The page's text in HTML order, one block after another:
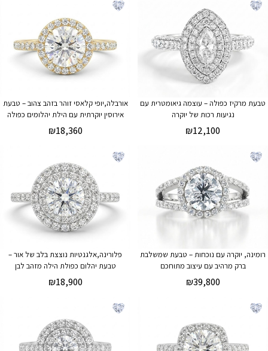
טבעת מרקיז כפולה – עוצמה גיאומטרית עם
נגיעות רכות של יוקרה
₪12,100
אורבלה,יופי קלאסי זוהר בזהב צהוב – טבעת
אירוסין יוקרתית עם הילת יהלומים כפולה
₪18,360
רומינה, יוקרה עם נוכחות – טבעת שמשלבת
ברק מרהיב עם עיצוב מתוחכם
₪39,800
פלורינה,אלגנטיות נוצצת בלב של אור –
טבעת יהלום כפולת הילה מזהב לבן
₪18,900